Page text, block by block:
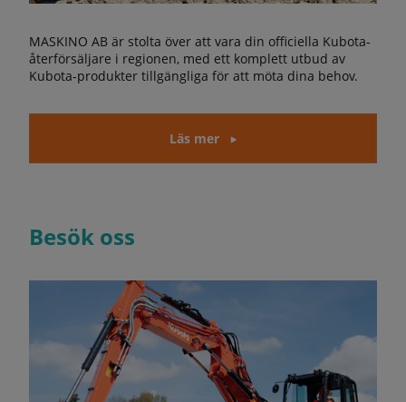
MASKINO AB är stolta över att vara din officiella Kubota-
återförsäljare i regionen, med ett komplett utbud av
Kubota-produkter tillgängliga för att möta dina behov.
Läs mer
Besök oss